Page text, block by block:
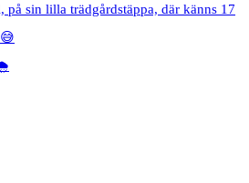
sin lilla trädgårdstäppa, där känns 17